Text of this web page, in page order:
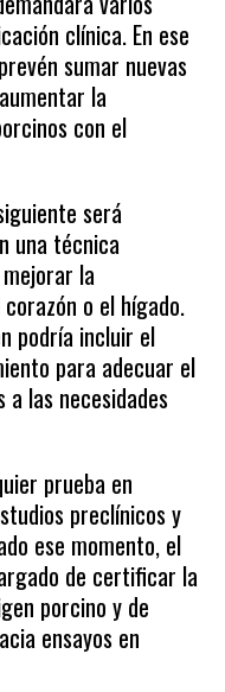
clínica. En ese
sumar nuevas
la
con el
será
una técnica
la
o el hígado.
podría incluir el
para adecuar el
las necesidades
prueba en
preclínicos y
ese momento, el
de certificar la
porcino y de
ensayos en